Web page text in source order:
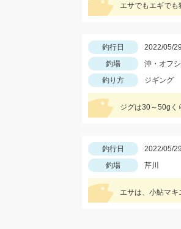
エサでもエギでも
釣行日 2022/05/29
釣場
沖・オフ
釣り方
ジギング
ジグは30～50gく
釣行日 2022/05/29
釣場
芹川
エサは、小鮎マキ